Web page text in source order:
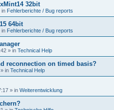
32bit
in Fehlerberichte / Bug reports
64bit
in Fehlerberichte / Bug reports
» in Technical Help
reconnection on timed basis?
in Technical Help
» in Weiterentwicklung